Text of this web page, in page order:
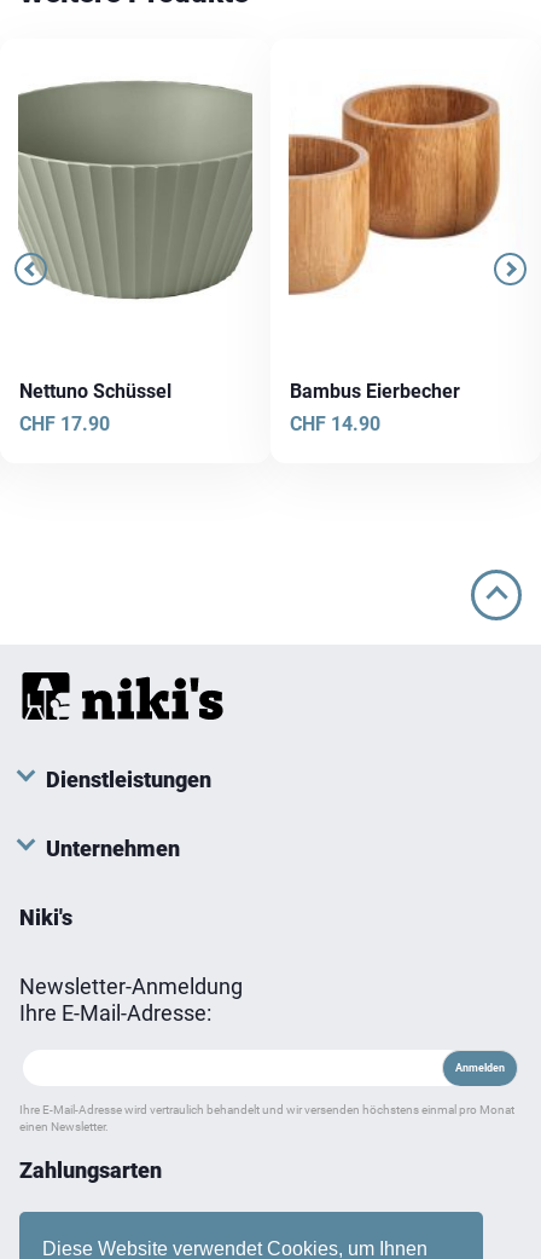
Diese Website verwendet Cookies, um Ihnen
Nettuno Schüssel
CHF 17.90
Bambus Eierbecher
CHF 14.90
Dienstleistungen
Unternehmen
Niki's
Newsletter-Anmeldung
Ihre E-Mail-Adresse:
Ihre E-Mail-Adresse wird vertraulich behandelt und wir versenden höchstens einmal pro Monat
einen Newsletter.
Zahlungsarten